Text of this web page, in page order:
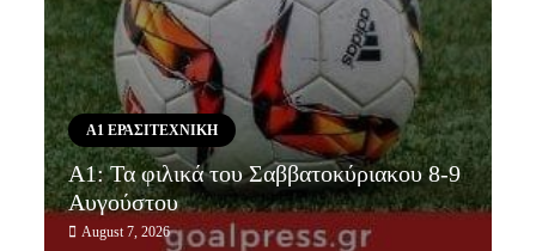
Α1 ΕΡΑΣΙΤΕΧΝΙΚΗ
Α1: Τα φιλικά του Σαββατοκύριακου 8-9
Αυγούστου
August 7, 2026